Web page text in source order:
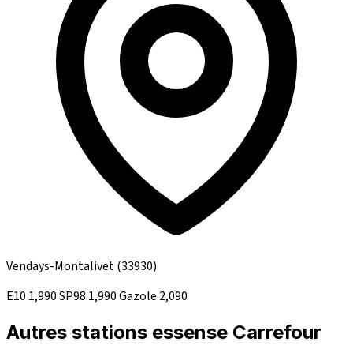
Vendays-Montalivet(33930)
E10 1,990SP98 1,990Gazole 2,090
Autres stations essense Carrefour